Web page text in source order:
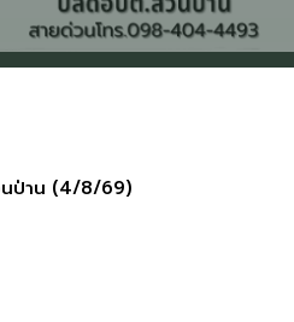
นป่าน (4/8/69)